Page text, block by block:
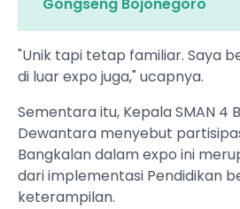
Gongseng Bojonegoro
"Unik tapi tetap familiar. Saya
di luar expo juga," ucapnya.
Sementara itu, Kepala SMAN 4
Dewantara menyebut
Bangkalan dalam expo ini
dari implementasi Pendidikan
keterampilan.